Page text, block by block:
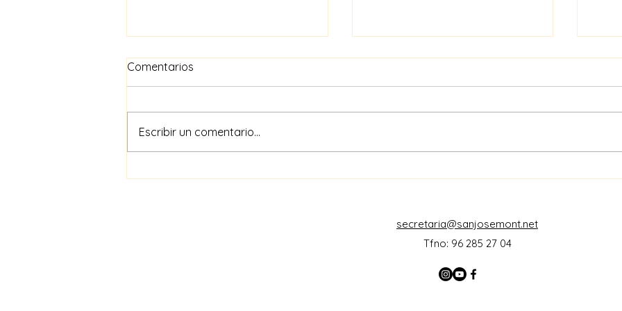
Comentarios
Escribir un comentario...
secretaria@sanjosemont.net
Tfno: 96 285 27 04